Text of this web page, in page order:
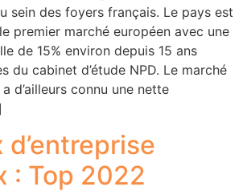
sein des foyers français. Le pays est
premier marché européen avec une
de 15% environ depuis 15 ans
du cabinet d’étude NPD. Le marché
d’ailleurs connu une nette
: Top 2022